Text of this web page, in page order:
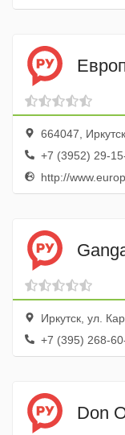
664047,
+7 (3952) 29-15-
http://
Иркутск, ул.
+7 (395) 268-60-
Don